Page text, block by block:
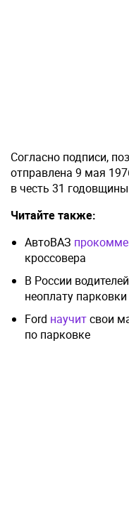
Согласно подписи,
отправлена 9 мая
в честь 31
Читайте также:
АвтоВАЗ
кроссовера
В России водителей
неоплату
Ford научитсвои
по парковке